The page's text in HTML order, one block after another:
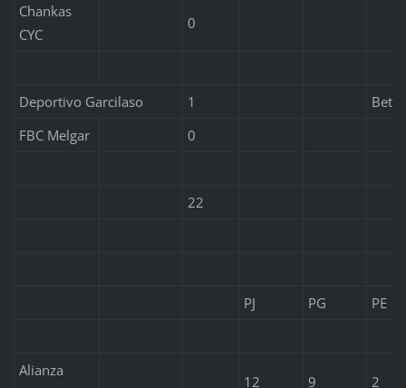
Chankas
CYC
0
Deportivo Garcilaso 1
Beto
FBC Melgar
0
22
PJ PG PE
Alianza
12 9 2